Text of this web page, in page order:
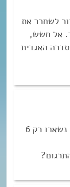
לשחרר את
אל חשש,
האגדית
הפסיקו להוציא את הפרקים? נשארו רק 6